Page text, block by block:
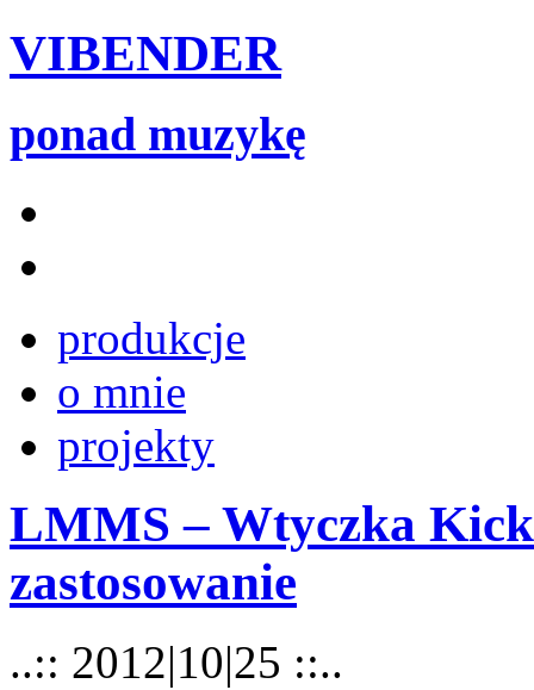
VIBENDER
ponad muzykę
produkcje
o mnie
projekty
LMMS – Wtyczka
zastosowanie
..:: 2012|10|25 ::..